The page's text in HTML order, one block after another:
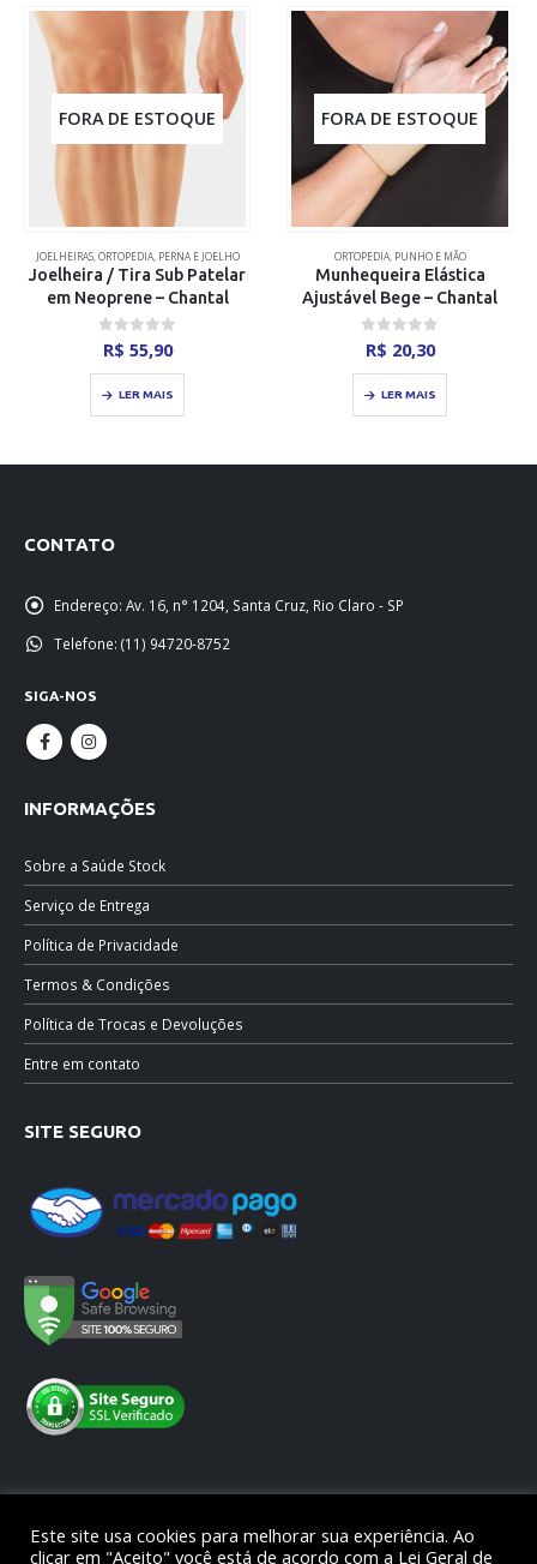
FORA DE ESTOQUE
JOELHEIRAS, ORTOPEDIA, PERNA E JOELHO
Joelheira / Tira Sub Patelar
em Neoprene – Chantal
0out of 5
R$ 55,90
LER MAIS
FORA DE ESTOQUE
ORTOPEDIA, PUNHO E MÃO
Munhequeira Elástica
Ajustável Bege – Chantal
0out of 5
R$ 20,30
LER MAIS
CONTATO
Endereço: Av. 16, n° 1204, Santa Cruz, Rio Claro - SP
Telefone: (11) 94720-8752
SIGA-NOS
INFORMAÇÕES
Sobre a Saúde Stock
Serviço de Entrega
Política de Privacidade
Termos & Condições
Política de Trocas e Devoluções
Entre em contato
SITE SEGURO
Este site usa cookies para melhorar sua experiência. Ao
clicar em "Aceito" você está de acordo com a Lei Geral de